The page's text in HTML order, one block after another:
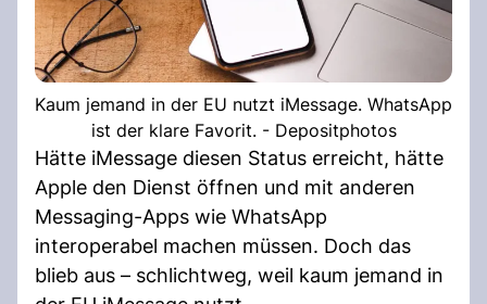
Kaum jemand in der EU nutzt iMessage. WhatsApp
ist der klare Favorit. - Depositphotos
Hätte iMessage diesen Status erreicht, hätte
Apple den Dienst öffnen und mit anderen
Messaging-Apps wie WhatsApp
interoperabel machen müssen. Doch das
blieb aus – schlichtweg, weil kaum jemand in